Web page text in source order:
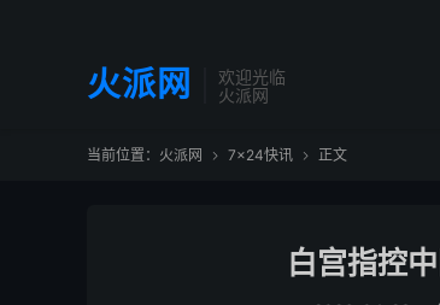
火派网
欢迎光临
火派网
当前位置： 火派网  7×24快讯  正文
白宫指控